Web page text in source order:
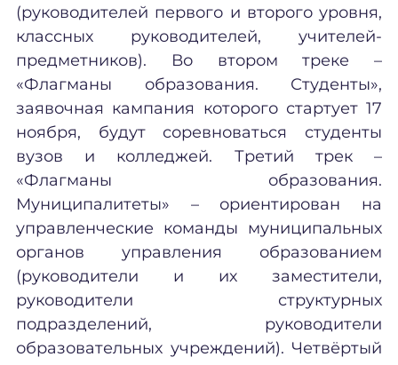
(руководителей первого и второго уровня,
классных руководителей, учителей-
предметников). Во втором треке –
«Флагманы образования. Студенты»,
заявочная кампания которого стартует 17
ноября, будут соревноваться студенты
вузов и колледжей. Третий трек –
«Флагманы образования.
Муниципалитеты» – ориентирован на
управленческие команды муниципальных
органов управления образованием
(руководители и их заместители,
руководители структурных
подразделений, руководители
образовательных учреждений). Четвёртый